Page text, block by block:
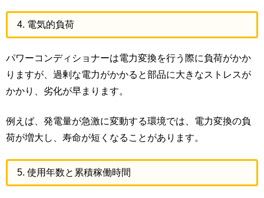
4. 電気的負荷
パワーコンディショナーは電力変換を行う際に負荷がかか
りますが、過剰な電力がかかると部品に大きなストレスが
かかり、劣化が早まります。
例えば、発電量が急激に変動する環境では、電力変換の負
荷が増大し、寿命が短くなることがあります。
5. 使用年数と累積稼働時間